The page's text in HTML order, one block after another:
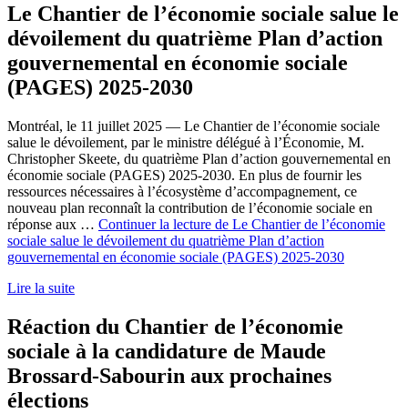
Le Chantier de l’économie sociale salue le
dévoilement du quatrième Plan d’action
gouvernemental en économie sociale
(PAGES) 2025-2030
Montréal, le 11 juillet 2025 — Le Chantier de l’économie sociale
salue le dévoilement, par le ministre délégué à l’Économie, M.
Christopher Skeete, du quatrième Plan d’action gouvernemental en
économie sociale (PAGES) 2025-2030. En plus de fournir les
ressources nécessaires à l’écosystème d’accompagnement, ce
nouveau plan reconnaît la contribution de l’économie sociale en
réponse aux … Continuer la lecture de Le Chantier de l’économie
sociale salue le dévoilement du quatrième Plan d’action
gouvernemental en économie sociale (PAGES) 2025-2030
Lire la suite
Réaction du Chantier de l’économie
sociale à la candidature de Maude
Brossard-Sabourin aux prochaines
élections